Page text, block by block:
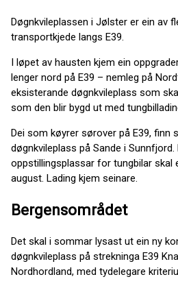
Døgnkvileplassen i Jølster er ein av
transportkjede langs E39.
I løpet av hausten kjem ein
lenger nord på E39 – nemleg på
eksisterande døgnkvileplass som
som den blir bygd ut med
Dei som køyrer sørover på E39, finn
døgnkvileplass på Sande i
oppstillingsplassar for tungbilar skal
august. Lading kjem seinare.
Bergensområdet
Det skal i sommar lysast ut ein ny
døgnkvileplass på strekninga E39
Nordhordland, med tydelegare